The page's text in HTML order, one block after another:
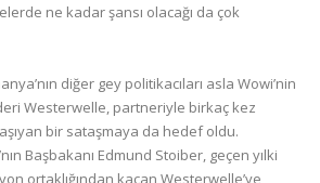
ne kadar şansı olacağı da çok
diğer gey politikacıları asla Wowi’nin
Westerwelle, partneriyle birkaç kez
bir sataşmaya da hedef oldu.
Başbakanı Edmund Stoiber, geçen yılki
ortaklığından kaçan Westerwelle’ye